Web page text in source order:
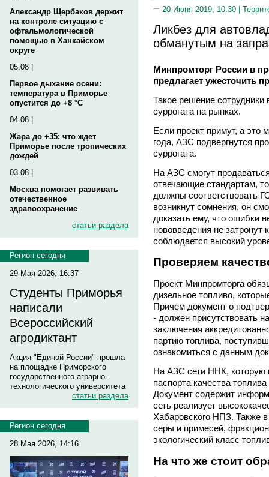
Александр Щербаков держит
на контроле ситуацию с
офтальмологической
помощью в Ханкайском
округе
05.08 |
Первое дыхание осени:
температура в Приморье
опустится до +8 °C
04.08 |
Жара до +35: что ждет
Приморье после тропических
дождей
03.08 |
Москва помогает развивать
отечественное
здравоохранение
статьи раздела
Регион сегодня
29 Мая 2026, 16:37
Студенты Приморья
написали
Всероссийский
агродиктант
Акция "Единой России" прошла
на площадке Приморского
государственного аграрно-
технологического университета
статьи раздела
Регион сегодня
28 Мая 2026, 14:16
20 Июня 2019, 10:30 |
Ликбез для
обманутым на
Минпромторг России в
предлагает ужесточить
Такое решение
суррогата на рынках.
Если проект примут, а это
года, АЗС подвергнутся
суррогата.
На АЗС смогут
отвечающие стандартам,
должны соответствовать
возникнут сомнения, он
доказать ему, что ошибки
нововведения не затронут
соблюдается высокий
Проверяем
Проект Минпромторга
дизельное топливо,
Причем документ о
- должен присутствовать
заключения
партию топлива,
ознакомиться с данным
На АЗС сети ННК, которую
паспорта качества
Документ содержит
сеть реализует
Хабаровского НПЗ. Также
серы и примесей,
экологический класс
На что же стоит